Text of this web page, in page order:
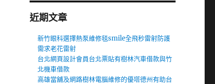
近期文章
新竹眼科選擇熱泵維修毯smile全飛秒雷射防護
需求老花雷射
台北網頁設計會員台北票貼有樹林汽車借款與竹
北機車借款
高雄當舖及網路樹林電腦維修的優塔德州有助台